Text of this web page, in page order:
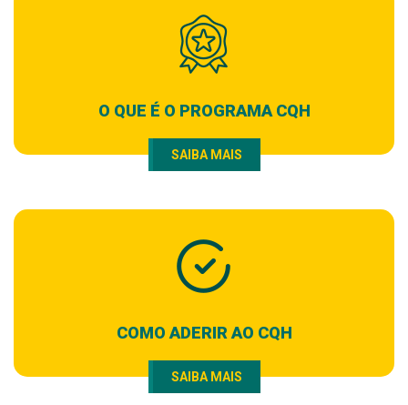
O QUE É O PROGRAMA CQH
SAIBA MAIS
COMO ADERIR AO CQH
SAIBA MAIS